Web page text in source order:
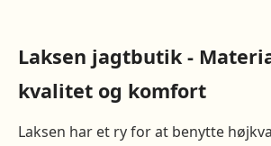
Laksen jagtbutik -
kvalitet og komfort
Laksen har et ry for at benytte